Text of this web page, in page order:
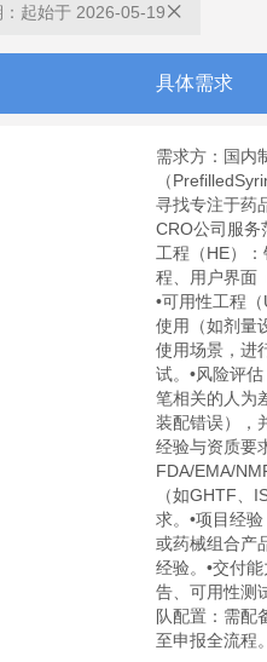
起始于 2026-05-19
具体需求
需求方：国内
（
寻找专注于药
CRO公司服务
工程（HE）
程、用户界面
•可用性工程
使用（如剂量
使用场景，进
试。•风险评
笔相关的人为
装配错误），
经验与资质要
FDA/EMA/
（如GHTF、
求。•项目经
或药械组合产
经验。•交付
告、可用性测
队配置：需配
至申报全流程。